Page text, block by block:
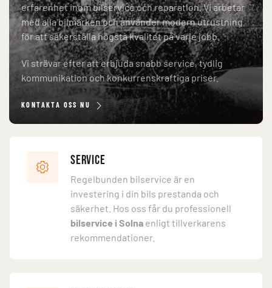
erfarenhet inom bilservice och reparation. Vi arbetar
med alla bilmärken och använder modern utrustning
för att säkerställa högsta kvalitet på varje jobb.
Vi strävar efter att erbjuda snabb service, tydlig
kommunikation och konkurrenskraftiga priser.
KONTAKTA OSS NU
Service
Regelbunden bilservice är en
investering i din bils prestanda och
säkerhet. Hos oss får du professionell
bilservice i Solna enligt tillverkarens
rekommendationer.